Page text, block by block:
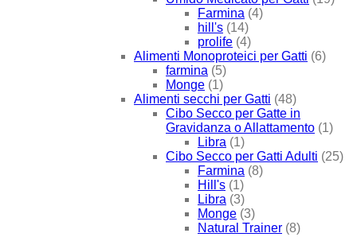
Farmina (4)
hill's (14)
prolife (4)
Alimenti Monoproteici per Gatti (6)
farmina (5)
Monge (1)
Alimenti secchi per Gatti (48)
Cibo Secco per Gatte in
Gravidanza o Allattamento (1)
Libra (1)
Cibo Secco per Gatti Adulti (25)
Farmina (8)
Hill's (1)
Libra (3)
Monge (3)
Natural Trainer (8)